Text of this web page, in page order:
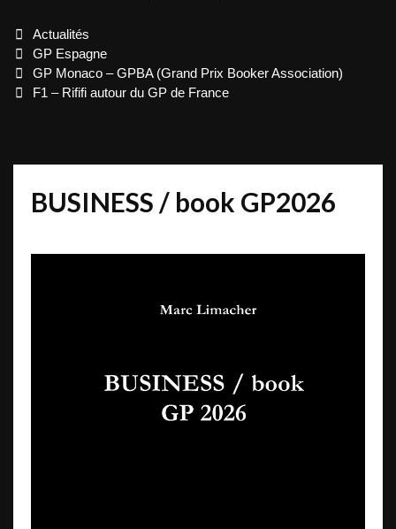
Categories
Actualités
Tags
GP Espagne
Post
navigation
GP Monaco – GPBA (Grand Prix Booker Association)
F1 – Rififi autour du GP de France
BUSINESS / book GP2026